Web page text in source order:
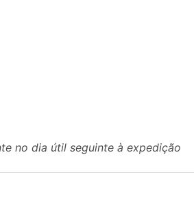
no dia útil seguinte à expedição